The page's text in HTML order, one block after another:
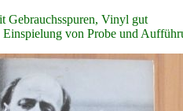
Gebrauchsspuren, Vinyl gut
von Probe und